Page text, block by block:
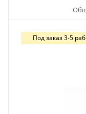
Под заказ 3-5